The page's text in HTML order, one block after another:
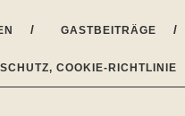
GASTBEITRÄGE
COOKIE-RICHTLINIE